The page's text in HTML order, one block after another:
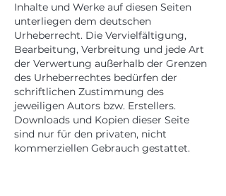
Inhalte und Werke auf diesen Seiten
unterliegen dem deutschen
Urheberrecht. Die Vervielfältigung,
Bearbeitung, Verbreitung und jede Art
der Verwertung außerhalb der Grenzen
des Urheberrechtes bedürfen der
schriftlichen Zustimmung des
jeweiligen Autors bzw. Erstellers.
Downloads und Kopien dieser Seite
sind nur für den privaten, nicht
kommerziellen Gebrauch gestattet.